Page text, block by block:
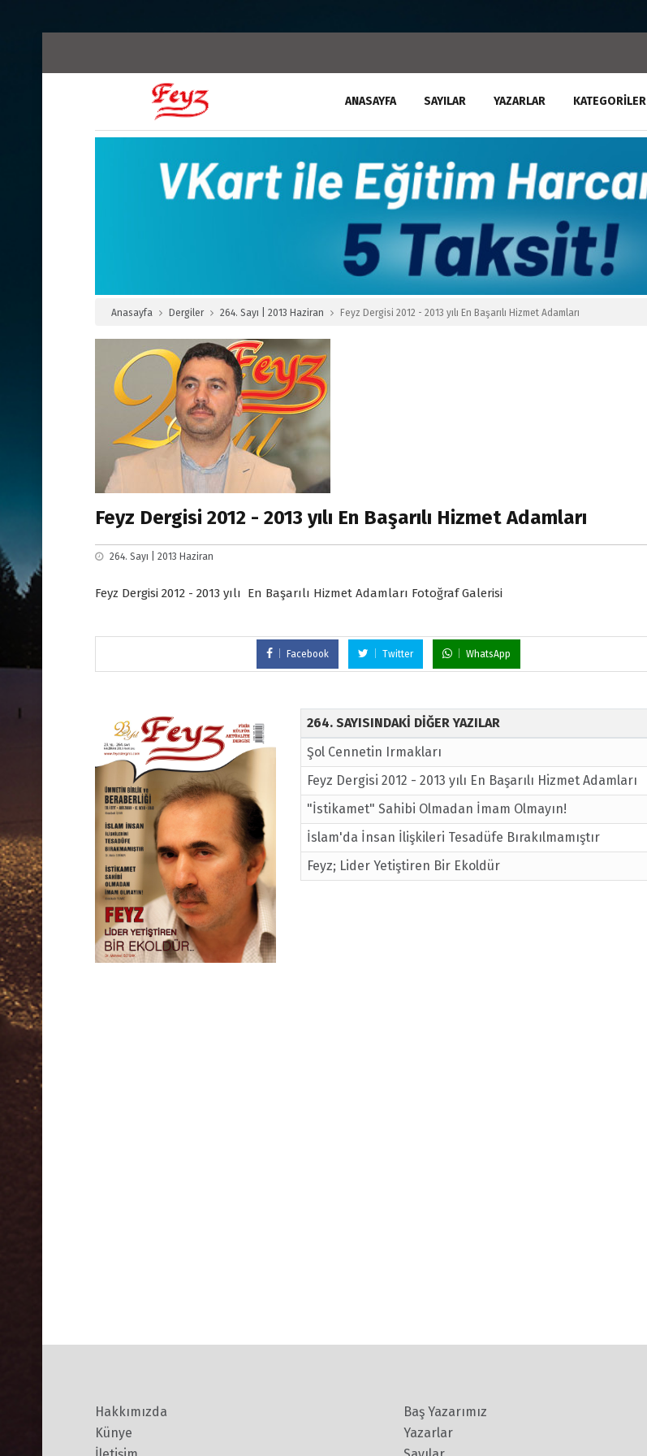
ANASAYFA SAYILAR YAZARLAR KATEGORILER
Anasayfa Dergiler 264. Sayı | 2013 Haziran Feyz Dergisi 2012 - 2013 yılı En Başarılı Hizmet Adamları
Feyz Dergisi 2012 - 2013 yılı En Başarılı Hizmet Adamları
264. Sayı | 2013 Haziran
Feyz Dergisi 2012 - 2013 yılı En Başarılı Hizmet Adamları Fotoğraf Galerisi
Facebook Twitter WhatsApp
264. SAYISINDAKİ DİĞER YAZILAR
Şol Cennetin Irmakları
Feyz Dergisi 2012 - 2013 yılı En Başarılı Hizmet Adamları
"İstikamet" Sahibi Olmadan İmam Olmayın!
İslam'da İnsan İlişkileri Tesadüfe Bırakılmamıştır
Feyz; Lider Yetiştiren Bir Ekoldür
Hakkımızda
Künye
Baş Yazarımız
Yazarlar